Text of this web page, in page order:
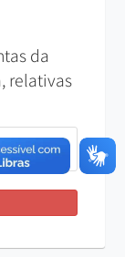
da
relativas
lei: